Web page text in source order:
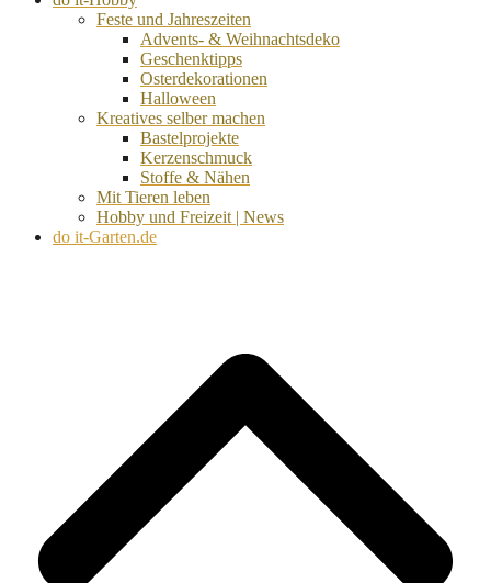
Feste und Jahreszeiten
Advents- & Weihnachtsdeko
Geschenktipps
Osterdekorationen
Halloween
Kreatives selber machen
Bastelprojekte
Kerzenschmuck
Stoffe & Nähen
Mit Tieren leben
Hobby und Freizeit | News
do it-Garten.de